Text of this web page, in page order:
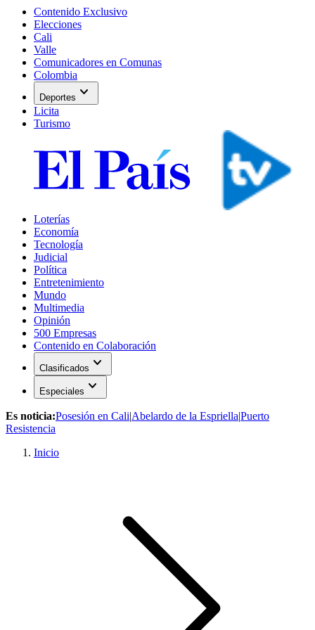
Contenido Exclusivo
Elecciones
Cali
Valle
Comunicadores en Comunas
Colombia
Deportes expand_more
Licita
Turismo
Loterías
Economía
Tecnología
Judicial
Política
Entretenimiento
Mundo
Multimedia
Opinión
500 Empresas
Contenido en Colaboración
Clasificados expand_more
Especiales expand_more
Es noticia:Posesión en Cali|Abelardo de la Espriella|Puerto
Resistencia
Inicio